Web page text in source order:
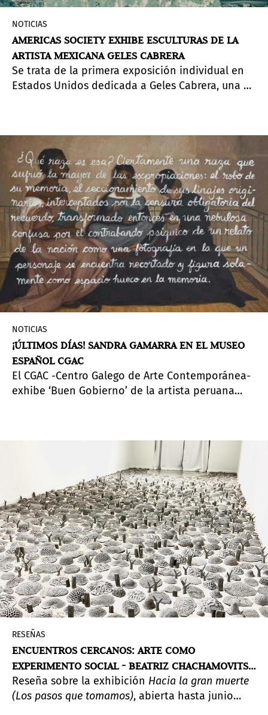
NOTICIAS
AMERICAS SOCIETY EXHIBE ESCULTURAS DE LA
ARTISTA MEXICANA GELES CABRERA
Se trata de la primera exposición individual en
Estados Unidos dedicada a Geles Cabrera, una de
estará en exhibición desde el 8 de junio hasta el
30 de julio, 2022.
NOTICIAS
¡ÚLTIMOS DÍAS! SANDRA GAMARRA EN EL MUSEO
ESPAÑOL CGAC
El CGAC -Centro Galego de Arte Contemporánea-
exhibe ‘Buen Gobierno’ de la artista peruana
RESEÑAS
ENCUENTROS CERCANOS: ARTE COMO
EXPERIMENTO SOCIAL - BEATRIZ CHACHAMOVITS
EN ART AND CULTURE CENTER, HOLLYWOOD, FL
Reseña sobre la exhibición Hacia la gran muerte
(Los pasos que tomamos), abierta hasta junio